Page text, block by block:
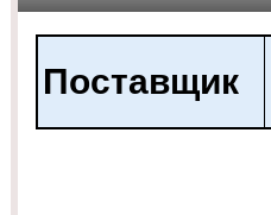
Поставщик